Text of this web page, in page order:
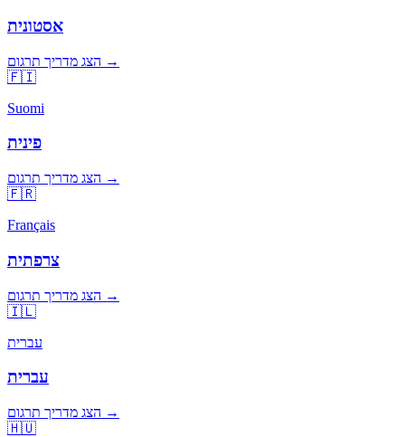
אסטונית
הצג מדריך תרגום →
🇫🇮
Suomi
פינית
הצג מדריך תרגום →
🇫🇷
Français
צרפתית
הצג מדריך תרגום →
🇮🇱
עברית
עברית
הצג מדריך תרגום →
🇭🇺